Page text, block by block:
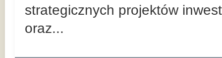
strategicznych projektów
oraz...